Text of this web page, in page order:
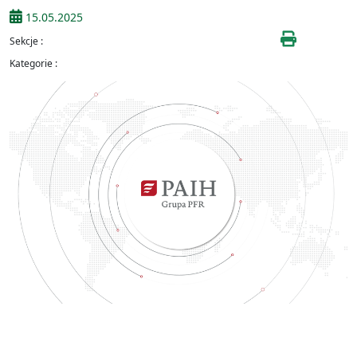
15.05.2025
Sekcje :
Kategorie :